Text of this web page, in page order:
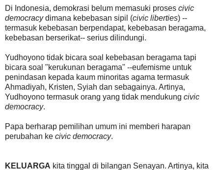
Di Indonesia, demokrasi belum memasuki proses civic
democracydimana kebebasan sipil (civic liberties) --
termasuk kebebasan berpendapat, kebebasan beragama,
kebebasan berserikat-- serius dilindungi.
Yudhoyono tidak bicara soal kebebasan beragama tapi
bicara soal "kerukunan beragama" --eufemisme untuk
penindasan kepada kaum minoritas agama termasuk
Ahmadiyah, Kristen, Syiah dan sebagainya. Artinya,
Yudhoyono termasuk orang yang tidak mendukung civic
democracy.
Papa berharap pemilihan umum ini memberi harapan
perubahan ke civic democracy.
KELUARGA kita tinggal di bilangan Senayan. Artinya, kita